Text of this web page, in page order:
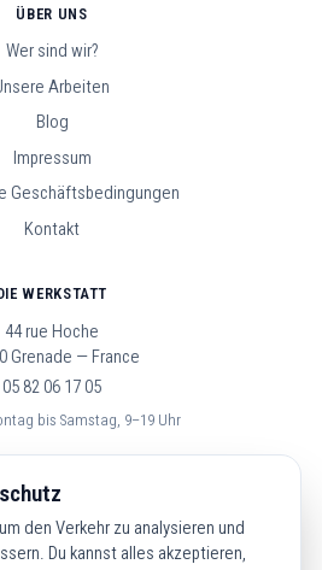
ÜBER UNS
Wer sind wir?
Arbeiten
Blog
Impressum
Geschäftsbedingungen
Kontakt
WERKSTATT
44 rue Hoche
Grenade — France
05 82 06 17 05
bis Samstag, 9–19 Uhr
FOLGE UNS
den Verkehr zu analysieren und
Du kannst alles akzeptieren,